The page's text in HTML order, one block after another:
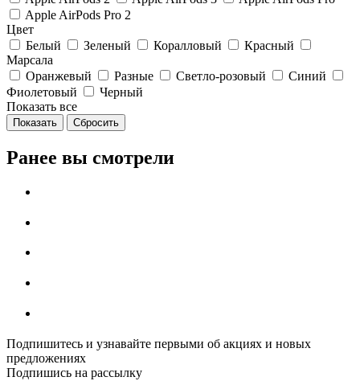
Apple AirPods Pro 2
Цвет
Белый
Зеленый Коралловый
Красный
Марсала
Оранжевый
Разные Светло-розовый
Синий
Фиолетовый
Черный
Показать все
Сбросить
Ранее вы смотрели
Подпишитесь и узнавайте первыми об акциях и новых
предложениях
Подпишись на рассылку